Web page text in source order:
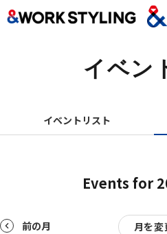
イベン
イベントリスト
Events for
月を変
前の月